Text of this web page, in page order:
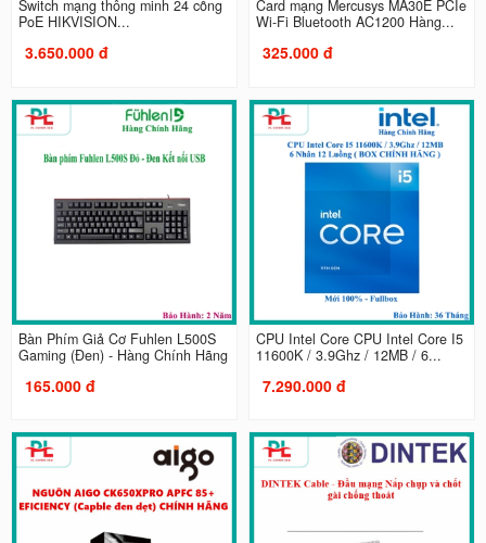
Switch mạng thông minh 24 cổng
PoE HIKVISION...
3.650.000 đ
Card mạng Mercusys MA30E PCIe
Wi-Fi Bluetooth AC1200 Hàng...
325.000 đ
Bàn Phím Giả Cơ Fuhlen L500S
Gaming (Đen) - Hàng Chính Hãng
165.000 đ
CPU Intel Core CPU Intel Core I5
11600K / 3.9Ghz / 12MB / 6...
7.290.000 đ